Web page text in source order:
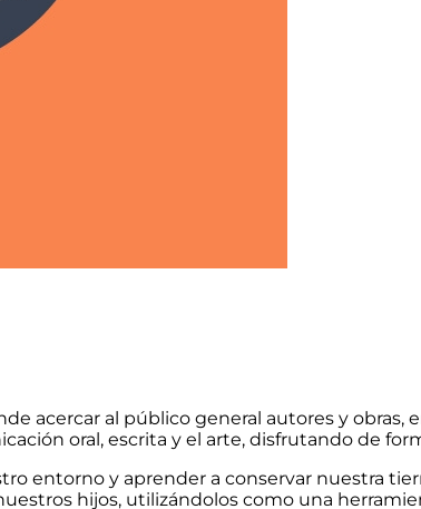
acercar al público general autores y
oral, escrita y el arte, disfrutando de
entorno y aprender a conservar nuestra
hijos, utilizándolos como una